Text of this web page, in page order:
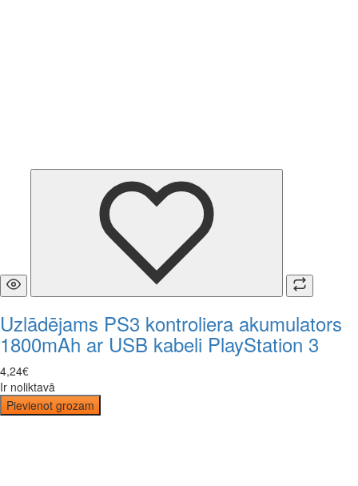
Uzlādējams PS3 kontroliera akumulators
1800mAh ar USB kabeli PlayStation 3
4,24€
Ir noliktavā
Pievienot grozam